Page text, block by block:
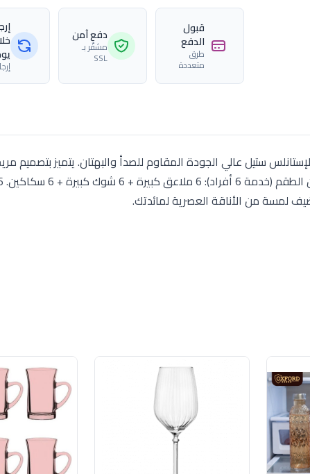
قبول
الدفع
طرق
متعددة
دفع آمن
مشفّر بـ
SSL
30 قطعة، مصنوع من الإستانلس ستيل عالي الجودة المقاوم للصدأ والبهتان. يتميز بتصميم